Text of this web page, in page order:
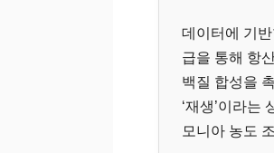
데이터에 기
급을 통해 항
백질 합성을
‘재생’이라는
모니아 농도